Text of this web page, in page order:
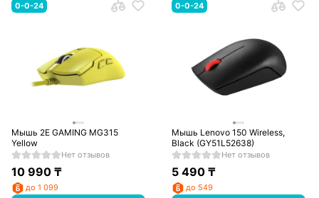
0-0-24
Мышь 2E GAMING MG315
Yellow
Нет отзывов
10 990₸
до 1 099
0-0-24
Мышь Lenovo 150 Wireless,
Black (GY51L52638)
Нет отзывов
5 490 ₸
до 549